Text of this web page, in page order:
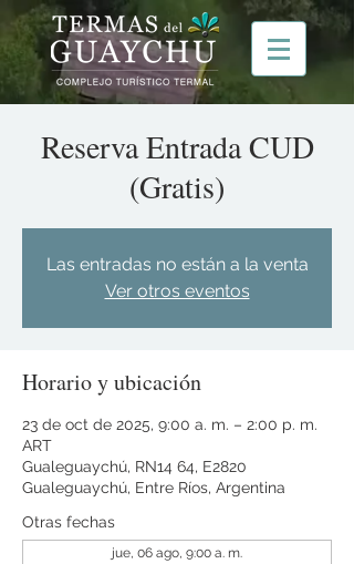
Reserva Entrada CUD
(Gratis)
Las entradas no están a la venta
Ver otros eventos
Horario y ubicación
23 de oct de 2025, 9:00 a. m. – 2:00 p. m.
ART
Gualeguaychú, RN14 64, E2820
Gualeguaychú, Entre Ríos, Argentina
Otras fechas
jue, 06 ago, 9:00 a. m.